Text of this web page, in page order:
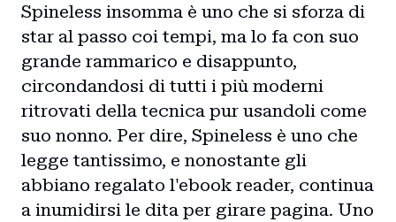
Spineless insomma è uno che si sforza di
star al passo coi tempi, ma lo fa con suo
grande rammarico e disappunto,
circondandosi di tutti i più moderni
ritrovati della tecnica pur usandoli come
suo nonno. Per dire, Spineless è uno che
legge tantissimo, e nonostante gli
abbiano regalato l'ebook reader, continua
a inumidirsi le dita per girare pagina. Uno